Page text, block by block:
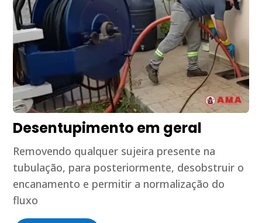
Desentupimento em geral
Removendo qualquer sujeira presente na
tubulação, para posteriormente, desobstruir o
encanamento e permitir a normalização do
fluxo